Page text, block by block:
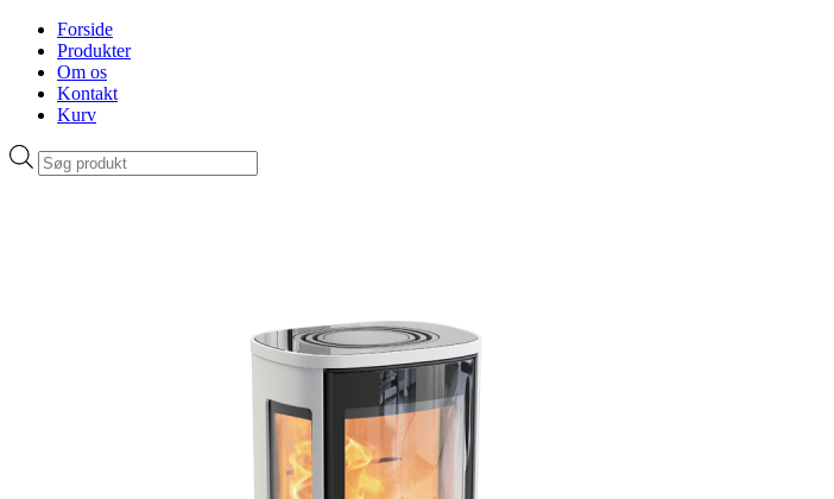
Forside
Produkter
Om os
Kontakt
Kurv
Products
search